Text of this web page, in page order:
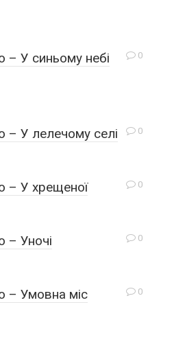
0
– У синьому небі
0
– У лелечому селі
0
– У хрещеної
0
– Уночі
0
– Умовна міс